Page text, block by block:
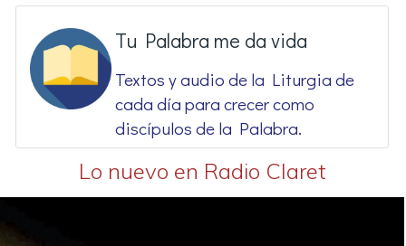
Tu Palabra me da vida
Textos y audio de la Liturgia de
cada día para crecer como
discípulos de la Palabra.
Lo nuevo en Radio Claret